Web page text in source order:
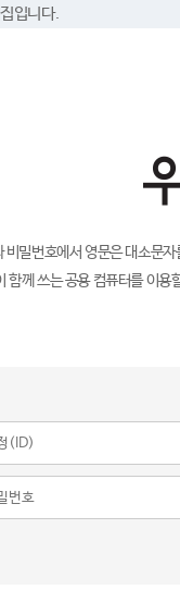
입니다.
밀번호에서 영문은 대소문
함께 쓰는 공용 컴퓨터를 이